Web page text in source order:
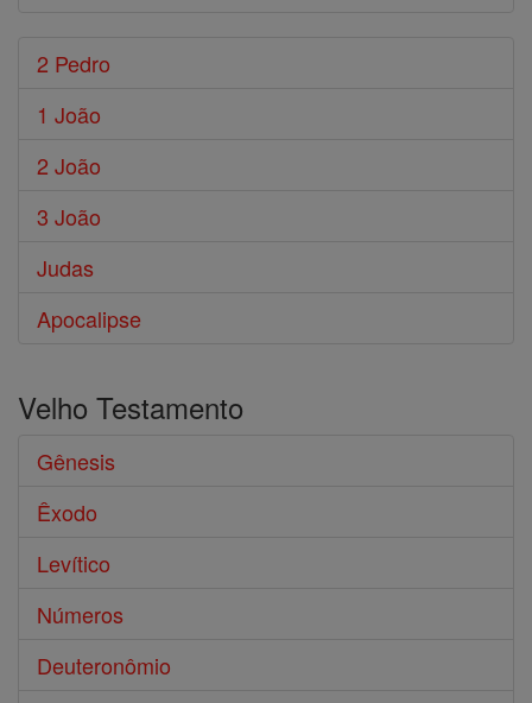
2 Pedro
1 João
2 João
3 João
Judas
Apocalipse
Velho Testamento
Gênesis
Êxodo
Levítico
Números
Deuteronômio